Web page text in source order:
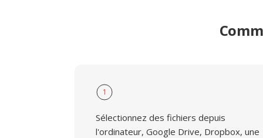
1
Sélectionnez des fichiers depuis
l'ordinateur, Google Drive, Dropbox, une